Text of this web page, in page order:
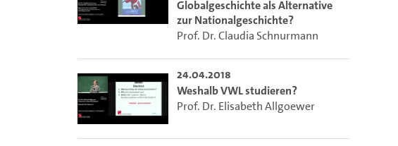
Globalgeschichte als Alternative
zur Nationalgeschichte?
Prof. Dr. Claudia Schnurmann
24.04.2018
Weshalb VWL studieren?
Prof. Dr. Elisabeth Allgoewer